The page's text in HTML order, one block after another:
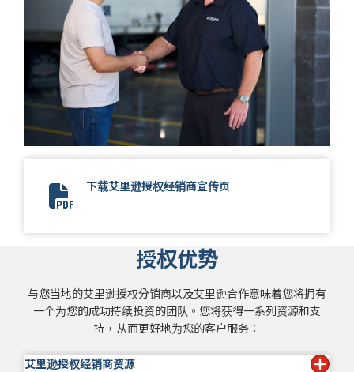
Allison Authorized Dealer Flyer
下载艾里逊授权经销商宣传页
授权优势
与您当地的艾里逊授权分销商以及艾里逊合作意味着您将拥有
一个为您的成功持续投资的团队。您将获得一系列资源和支
持，从而更好地为您的客户服务：
艾里逊授权经销商资源